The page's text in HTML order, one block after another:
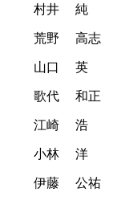
村井  純
荒野  高志
山口  英
歌代  和正
江崎  浩
小林  洋
伊藤  公祐